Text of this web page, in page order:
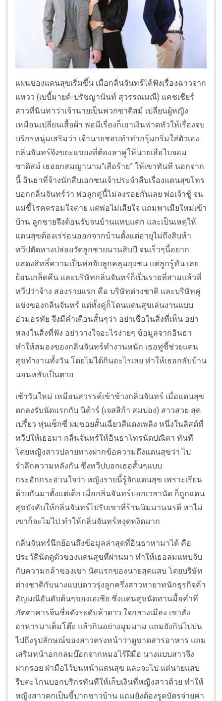
แผนของแดนสุขเริ่มขึ้น เมื่อกลิ่นจันทร์ได้ฟังเรื่องฉาวจาก
แหวว (เบบี้มายด์-ปรัชญานันท์ สุวรรณมณี) แคชเชียร์
สาวที่นินทาว่าเจ้านายเป็นพวกซาดิสม์ เปลี่ยนผู้หญิง
เหมือนเปลี่ยนเสื้อผ้า พอมีเรื่องก็เอาเงินฟาดหัวให้เรื่องจบ
บริกรหนุ่มเสริมว่า เจ้านายชอบทำท่ากรุ้มกริ่มใส่ตัวเอง
กลิ่นจันทร์จึงขยะแขยงที่ต้องหาคู่ให้นายเสือไบจอม
ซาดิสม์ เธอยกสมญานาม“เสือร้าย” ให้เขาทันที นอกจาก
นี้ อินธาที่จ้างนักสืบเอกชนเจ้าประจำสืบเรื่องแดนสุขโทร
บอกกลิ่นจันทร์ว่า พ่อลูกคู่นี้ไม่ลงรอยกันเลย พ่อเจ้าชู้ จน
แม่ขี้โรคตรอมใจตาย แต่พ่อไม่เสียใจ แถมพาเมียใหม่เข้า
บ้าน ลูกชายจึงต้อนรับจนบ้านแทบแตก และเป็นเหตุให้
แดนสุขต้องเร่ร่อนออกจากบ้านตั้งแต่อายุไม่ถึงสิบห้า
ทวีปตัดหางปล่อยวัดลูกชายนานสิบปี จนเร็วๆนี้อยาก
แสดงสิทธิ์ความเป็นพ่อจับลูกคลุมถุงชน แต่ลูกรู้ทัน เลย
ย้อนเกล็ดคืน และบริษัทกลิ่นจันทร์ก็เป็นรายที่สามแล้วที่
ทวีปว่าจ้าง สองรายแรก คือ บริษัทต่างชาติ และบริษัทคู่
แข่งของกลิ่นจันทร์ แต่ทั้งคู่ก็โดนแดนสุขเล่นงานแบบ
อ่วมอรทัย จึงมีคำเตือนสั้นๆว่า อย่าเชื่อในสิ่งที่เห็น อย่า
หลงในสิ่งที่ฟัง อย่าวางใจอะไรง่ายๆ ข้อมูลจากอินธา
ทำให้สมองของกลิ่นจันทร์ทำงานหนัก เธอทู่ซี้ช่วยแดน
สุขทำงานทั้งวัน โดยไม่ได้กินอะไรเลย ทำให้เธอกลับบ้าน
นอนหลับเป็นตาย
เช้าวันใหม่ เหมือนสวรรค์เข้าข้างกลิ่นจันทร์ เมื่อแดนสุข
ตกลงรับนัดแรกกับ นิต้าร์ (เจสสิก้า สมปอง) สาวสวย สุด
เปรี้ยว หุ่นเซ็กซี่ ผมซอยสั้นเฉี่ยวสีแดงเพลิง หนึ่งในลิสต์ที่
ทวีปให้เธอมา กลิ่นจันทร์ให้อินธาโทรนัดปณิตา ทันที
โดยหญิงสาวปลายทางฝากข้อความถึงแดนสุขว่า ไป
รำลึกความหลังกัน ซึ่งทวีปบอกเธอสั้นๆแบบ
กระอักกระอ่วนใจว่า หญิงรายนี้รู้จักแดนสุข เพราะเรียน
ด้วยกันมาตั้งแต่เด็ก เมื่อกลิ่นจันทร์บอกเวลานัด ก็ถูกแดน
สุขบังคับให้กลิ่นจันทร์ไปรับเขาที่ร้านนิมมานนรดี หาไม่
เขาก็จะไม่ไป ทำให้กลิ่นจันทร์หงุดหงิดมาก
กลิ่นจันทร์นึกย้อนถึงข้อมูลล่าสุดที่อินธาหามาได้ คือ
ประวัตินัดดูตัวของแดนสุขที่ผ่านมา ทำให้เธอลมแทบจับ
กับความกล้าของเขา นัดแรกของนายสุดแสบ โดยบริษัท
ต่างชาติกับนางแบบดาวรุ่งลูกครึ่งสาวทายาทนักธุรกิจค้า
อัญมณีอันดับต้นๆของเอเชีย ซึ่งแดนสุขนัดทานมื้อค่ำที่
ภัตตาคารจีนชื่อดังระดับห้าดาว ใจกลางเมือง เขาสั่ง
อาหารมาเต็มโต๊ะ แล้วกินอย่างมูมมาม แถมยังกินไปบ่น
ไปถึงรูปลักษณ์ของสาวตรงหน้าว่าดูขาดสารอาหาร แถม
เสริมหน้าอกกลมบ๊อกจากหมอไร้ฝีมือ นางแบบสาวจึง
ฝากรอย ฝ่ามือไว้บนหน้าแดนสุข และจะไป แต่นายแสบ
รีบตะโกนบอกบริกรทันทีให้เก็บเงินที่หญิงสาวด้วย ทำให้
หญิงสาวตกเป็นขี้ปากชาวบ้าน แถมยังต้องรูดบัตรจ่ายค่า